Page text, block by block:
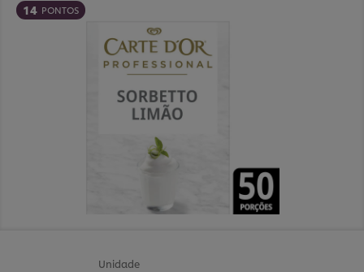
14 PONTOS
Unidade